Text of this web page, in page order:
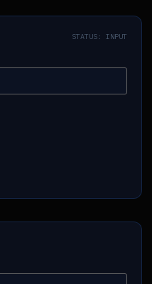
STATUS: INPUT